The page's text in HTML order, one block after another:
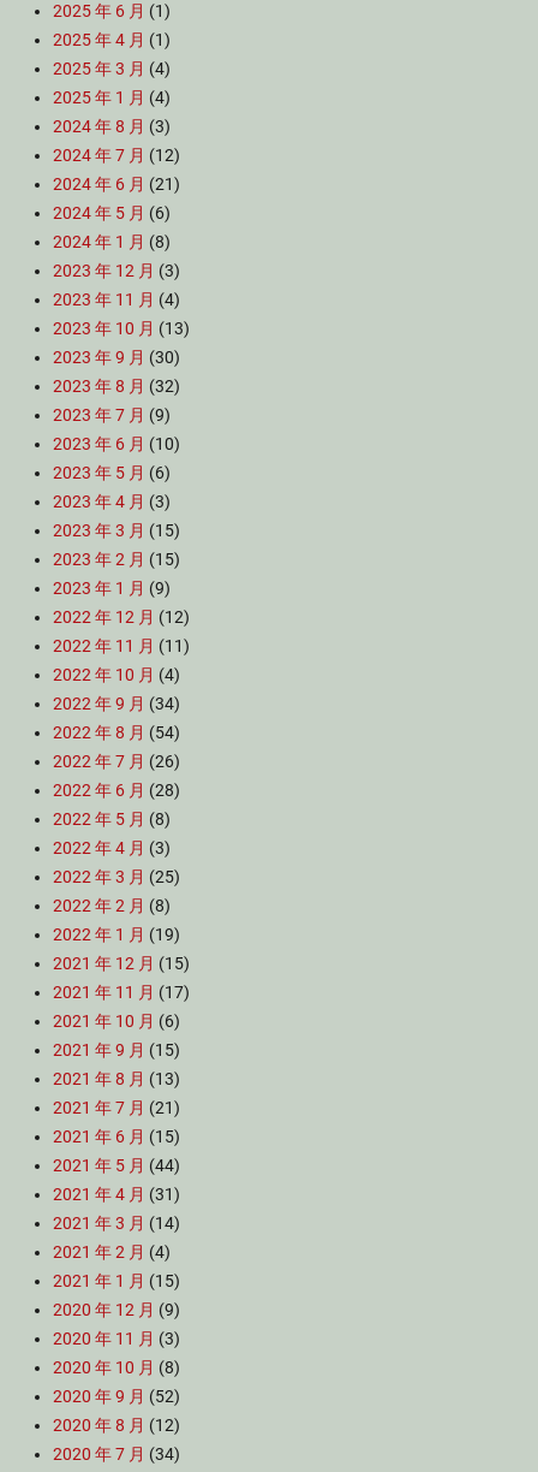
2025 年 6 月 (1)
2025 年 4 月 (1)
2025 年 3 月 (4)
2025 年 1 月 (4)
2024 年 8 月 (3)
2024 年 7 月 (12)
2024 年 6 月 (21)
2024 年 5 月 (6)
2024 年 1 月 (8)
2023 年 12 月 (3)
2023 年 11 月 (4)
2023 年 10 月 (13)
2023 年 9 月 (30)
2023 年 8 月 (32)
2023 年 7 月 (9)
2023 年 6 月 (10)
2023 年 5 月 (6)
2023 年 4 月 (3)
2023 年 3 月 (15)
2023 年 2 月 (15)
2023 年 1 月 (9)
2022 年 12 月 (12)
2022 年 11 月 (11)
2022 年 10 月 (4)
2022 年 9 月 (34)
2022 年 8 月 (54)
2022 年 7 月 (26)
2022 年 6 月 (28)
2022 年 5 月 (8)
2022 年 4 月 (3)
2022 年 3 月 (25)
2022 年 2 月 (8)
2022 年 1 月 (19)
2021 年 12 月 (15)
2021 年 11 月 (17)
2021 年 10 月 (6)
2021 年 9 月 (15)
2021 年 8 月 (13)
2021 年 7 月 (21)
2021 年 6 月 (15)
2021 年 5 月 (44)
2021 年 4 月 (31)
2021 年 3 月 (14)
2021 年 2 月 (4)
2021 年 1 月 (15)
2020 年 12 月 (9)
2020 年 11 月 (3)
2020 年 10 月 (8)
2020 年 9 月 (52)
2020 年 8 月 (12)
2020 年 7 月 (34)